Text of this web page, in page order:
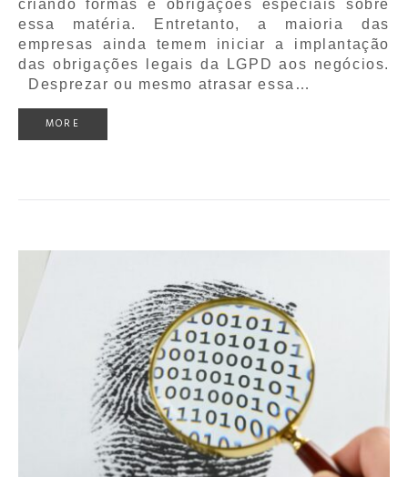
criando formas e obrigações especiais sobre
essa matéria. Entretanto, a maioria das
empresas ainda temem iniciar a implantação
das obrigações legais da LGPD aos negócios.
Desprezar ou mesmo atrasar essa…
MORE